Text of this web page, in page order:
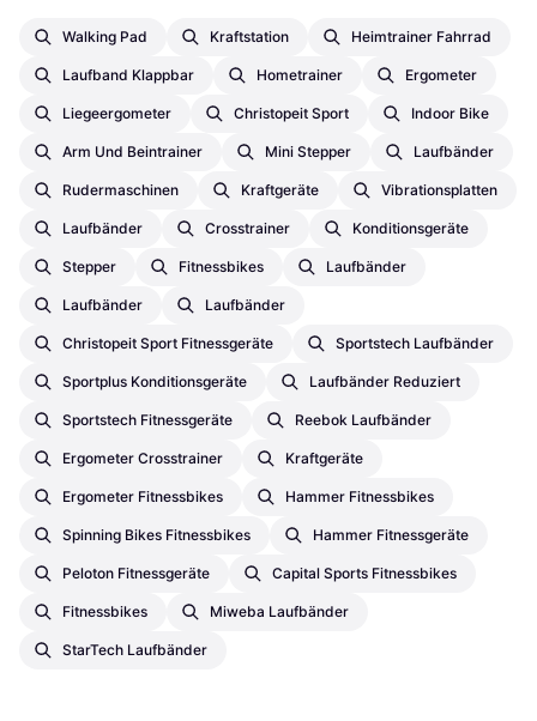
Walking Pad Kraftstation Heimtrainer Fahrrad
Laufband Klappbar Hometrainer Ergometer
Liegeergometer Christopeit Sport Indoor Bike
Arm Und Beintrainer Mini Stepper Laufbänder
Rudermaschinen Kraftgeräte Vibrationsplatten
Laufbänder Crosstrainer Konditionsgeräte
Stepper Fitnessbikes Laufbänder
Laufbänder Laufbänder
Christopeit Sport Fitnessgeräte Sportstech Laufbänder
Sportplus Konditionsgeräte Laufbänder Reduziert
Sportstech Fitnessgeräte Reebok Laufbänder
Ergometer Crosstrainer Kraftgeräte
Ergometer Fitnessbikes Hammer Fitnessbikes
Spinning Bikes Fitnessbikes Hammer Fitnessgeräte
Peloton Fitnessgeräte Capital Sports Fitnessbikes
Fitnessbikes Miweba Laufbänder
StarTech Laufbänder